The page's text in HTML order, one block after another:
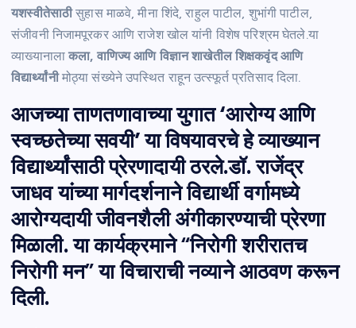
यशस्वीतेसाठीसुहास माळवे, मीना शिंदे, राहुल पाटील, शुभांगी पाटील,
संजीवनी निजामपूरकर आणि राजेश खोल यांनी विशेष परिश्रम घेतले.या
व्याख्यानालाकला, वाणिज्य आणि विज्ञान शाखेतील शिक्षकवृंद आणि
विद्यार्थ्यांनीमोठ्या संख्येने उपस्थित राहून उत्स्फूर्त प्रतिसाद दिला.
आजच्या ताणतणावाच्या युगात ‘आरोग्य आणि
स्वच्छतेच्या सवयी’ या विषयावरचे हे व्याख्यान
विद्यार्थ्यांसाठी प्रेरणादायी ठरले.डॉ. राजेंद्र
जाधव यांच्या मार्गदर्शनाने विद्यार्थी वर्गामध्ये
आरोग्यदायी जीवनशैली अंगीकारण्याची प्रेरणा
मिळाली. या कार्यक्रमाने“निरोगी शरीरातच
निरोगी मन”या विचाराची नव्याने आठवण करून
दिली.